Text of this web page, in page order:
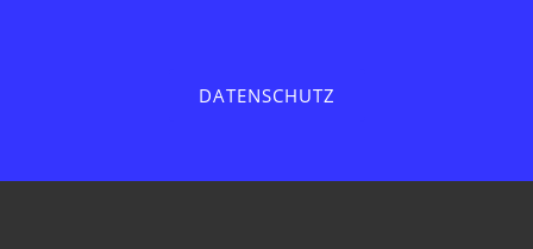
DATENSCHUTZ